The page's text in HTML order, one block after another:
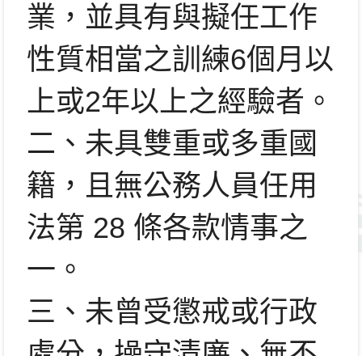
業， 並具有與擬任工作
性質相當之訓練6個月以
上或2年以上之經驗者。
二、未具雙重或多重國
籍，且無公務人員任用
法第 28 條各款情事之
一。
三、未曾受懲戒或行政